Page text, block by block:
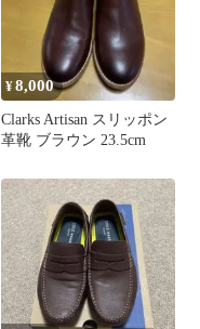
¥8,000
Clarks Artisan スリッポン
革靴 ブラウン 23.5cm